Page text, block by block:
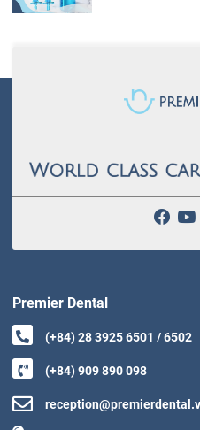
Premier Dental
(+84) 28 3925 6501 / 6502
(+84) 909 890 098